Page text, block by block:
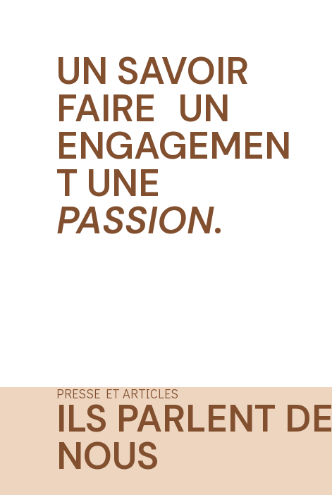
UN SAVOIR
FAIRE UN
ENGAGEMEN
T UNE
PASSION.
PRESSE ET ARTICLES
ILS PARLENT DE
NOUS